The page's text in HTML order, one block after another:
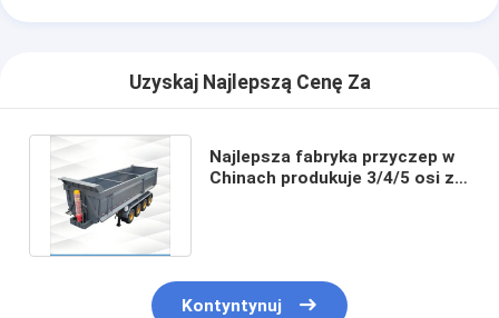
Uzyskaj Najlepszą Cenę Za
Najlepsza fabryka przyczep w
Chinach produkuje 3/4/5 osi z
Kontyntynuj